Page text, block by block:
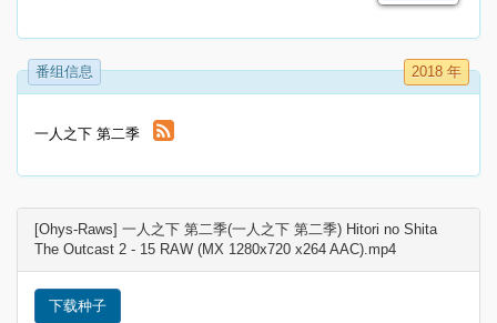
番组信息 2018 年
一人之下 第二季
[Ohys-Raws] 一人之下 第二季(一人之下 第二季) Hitori no Shita
The Outcast 2 - 15 RAW (MX 1280x720 x264 AAC).mp4
下载种子